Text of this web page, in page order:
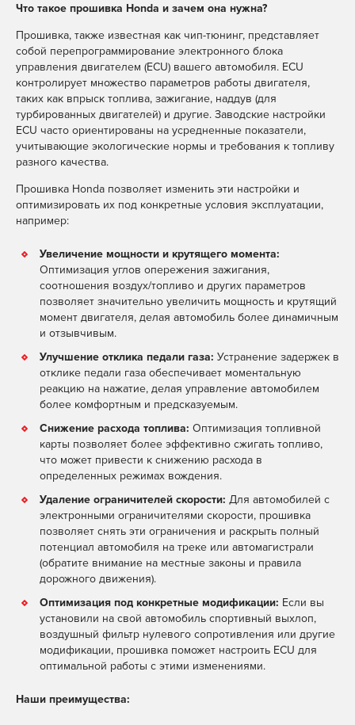
Что такое прошивка Honda и зачем она нужна?
Прошивка, также известная как чип-тюнинг, представляет
собой перепрограммирование электронного блока
управления двигателем (ECU) вашего автомобиля. ECU
контролирует множество параметров работы двигателя,
таких как впрыск топлива, зажигание, наддув (для
турбированных двигателей) и другие. Заводские настройки
ECU часто ориентированы на усредненные показатели,
учитывающие экологические нормы и требования к топливу
разного качества.
Прошивка Honda позволяет изменить эти настройки и
оптимизировать их под конкретные условия эксплуатации,
например:
Увеличение мощности и крутящего момента:
Оптимизация углов опережения зажигания,
соотношения воздух/топливо и других параметров
позволяет значительно увеличить мощность и крутящий
момент двигателя, делая автомобиль более динамичным
и отзывчивым.
Улучшение отклика педали газа: Устранение задержек в
отклике педали газа обеспечивает моментальную
реакцию на нажатие, делая управление автомобилем
более комфортным и предсказуемым.
Снижение расхода топлива: Оптимизация топливной
карты позволяет более эффективно сжигать топливо,
что может привести к снижению расхода в
определенных режимах вождения.
Удаление ограничителей скорости: Для автомобилей с
электронными ограничителями скорости, прошивка
позволяет снять эти ограничения и раскрыть полный
потенциал автомобиля на треке или автомагистрали
(обратите внимание на местные законы и правила
дорожного движения).
Оптимизация под конкретные модификации: Если вы
установили на свой автомобиль спортивный выхлоп,
воздушный фильтр нулевого сопротивления или другие
модификации, прошивка поможет настроить ECU для
оптимальной работы с этими изменениями.
Наши преимущества: